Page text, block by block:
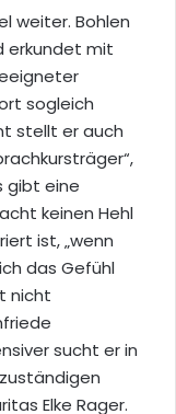
weiter. Bohlen
erkundet mit
sogleich
stellt er auch
gibt eine
keinen Hehl
ist, „wenn
das Gefühl
nicht
sucht er in
Elke Rager.